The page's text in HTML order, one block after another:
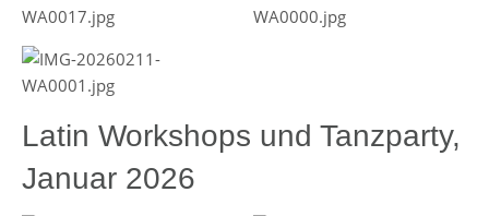
Latin Workshops und Tanzparty,
Januar 2026